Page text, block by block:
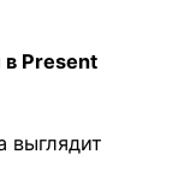
Present
выглядит